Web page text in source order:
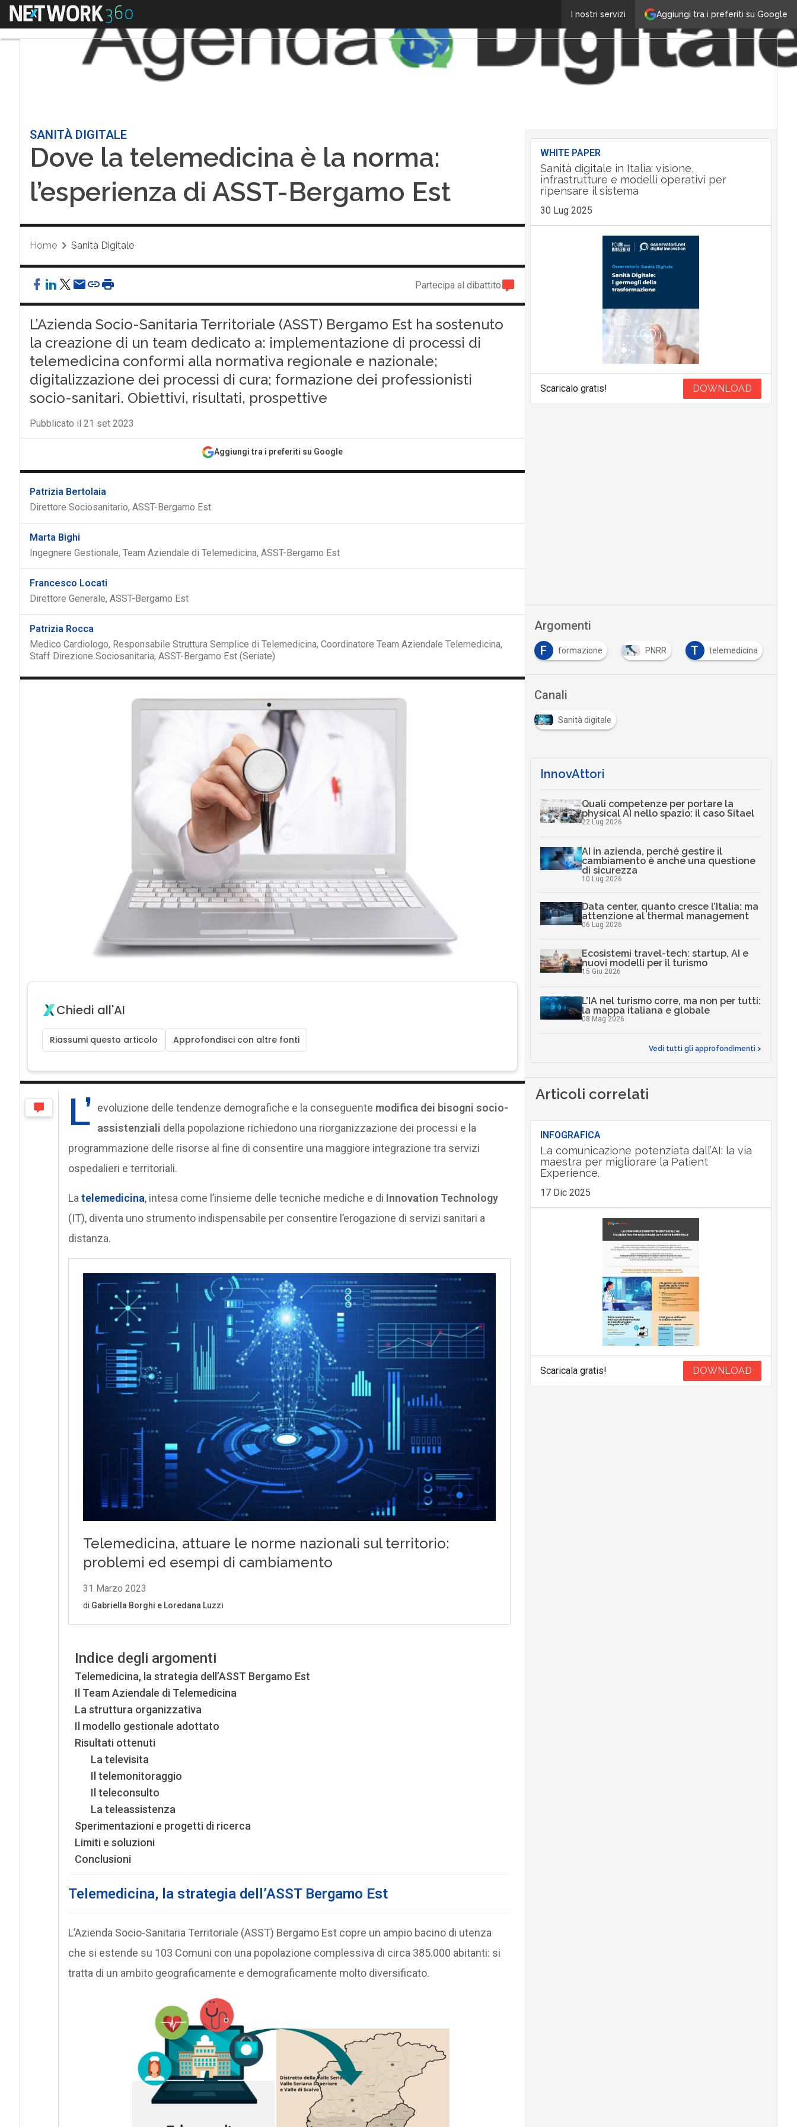
Aggiungi tra i preferiti su Google
I nostri servizi
Menu
SANITÀ DIGITALE
Dove la telemedicina è la norma:
l’esperienza di ASST-Bergamo Est
Home Sanità Digitale
Partecipa al dibattito
L’Azienda Socio-Sanitaria Territoriale (ASST) Bergamo Est ha sostenuto
la creazione di un team dedicato a: implementazione di processi di
telemedicina conformi alla normativa regionale e nazionale;
digitalizzazione dei processi di cura; formazione dei professionisti
socio-sanitari. Obiettivi, risultati, prospettive
Pubblicato il 21 set 2023
Aggiungi tra i preferiti su Google
Patrizia Bertolaia
Direttore Sociosanitario, ASST-Bergamo Est
Marta Bighi
Ingegnere Gestionale, Team Aziendale di Telemedicina, ASST-Bergamo Est
Francesco Locati
Direttore Generale, ASST-Bergamo Est
Patrizia Rocca
Medico Cardiologo, Responsabile Struttura Semplice di Telemedicina, Coordinatore Team Aziendale Telemedicina,
Staff Direzione Sociosanitaria, ASST-Bergamo Est (Seriate)
Chiedi all'AI
Riassumi questo articolo Approfondisci con altre fonti
L’ evoluzione delle tendenze demografiche e la conseguente modifica dei bisogni socio-
assistenziali della popolazione richiedono una riorganizzazione dei processi e la
programmazione delle risorse al fine di consentire una maggiore integrazione tra servizi
ospedalieri e territoriali.
La telemedicina, intesa come l’insieme delle tecniche mediche e di Innovation Technology
(IT), diventa uno strumento indispensabile per consentire l’erogazione di servizi sanitari a
distanza.
Indice degli argomenti
Telemedicina, la strategia dell’ASST Bergamo Est
Il Team Aziendale di Telemedicina
La struttura organizzativa
Il modello gestionale adottato
Risultati ottenuti
La televisita
Il telemonitoraggio
Il teleconsulto
La teleassistenza
Sperimentazioni e progetti di ricerca
Limiti e soluzioni
Conclusioni
Telemedicina, la strategia dell’ASST Bergamo Est
L’Azienda Socio-Sanitaria Territoriale (ASST) Bergamo Est copre un ampio bacino di utenza
che si estende su 103 Comuni con una popolazione complessiva di circa 385.000 abitanti: si
tratta di un ambito geograficamente e demograficamente molto diversificato.
WHITE PAPER
Sanità digitale in Italia: visione,
infrastrutture e modelli operativi per
ripensare il sistema
30 Lug 2025
Scaricalo gratis! DOWNLOAD
Argomenti
F
formazione PNRR T telemedicina
Canali
Sanità digitale
InnovAttori
Quali competenze per portare la
physical AI nello spazio: il caso Sitael
22 Lug 2026
AI in azienda, perché gestire il
cambiamento è anche una questione
di sicurezza
10 Lug 2026
Data center, quanto cresce l’Italia: ma
attenzione al thermal management
06 Lug 2026
Ecosistemi travel-tech: startup, AI e
nuovi modelli per il turismo
15 Giu 2026
L’IA nel turismo corre, ma non per tutti:
la mappa italiana e globale
08 Mag 2026
Vedi tutti gli approfondimenti >
Articoli correlati
INFOGRAFICA
La comunicazione potenziata dall’AI: la via
maestra per migliorare la Patient
Experience.
17 Dic 2025
Scaricala gratis! DOWNLOAD